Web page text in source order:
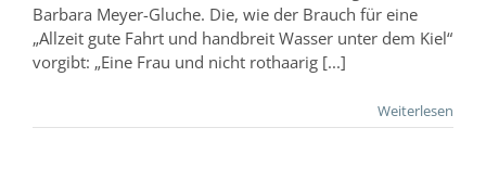
Barbara Meyer-Gluche. Die, wie der Brauch für eine
„Allzeit gute Fahrt und handbreit Wasser unter dem Kiel“
vorgibt: „Eine Frau und nicht rothaarig [...]
Weiterlesen